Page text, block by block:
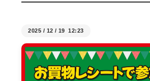
2025 / 12 / 19 12:23